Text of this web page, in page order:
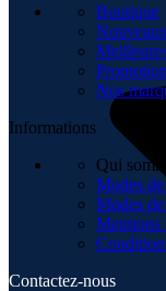
Boutique
Nos
Informations
Qui
Modes
Modes
Mentions
Contactez-nous